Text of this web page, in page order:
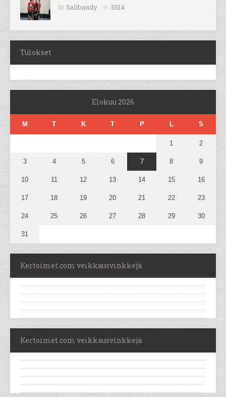
Salibandy 5514
Tulokset
Elokuu 2026
M T K T P L S
1 2
3 4 5 6 7 8 9
10 11 12 13 14 15 16
17 18 19 20 21 22 23
24 25 26 27 28 29 30
31
Kertoimet.com veikkausvinkkejä
Kertoimet.com veikkausvinkkejä